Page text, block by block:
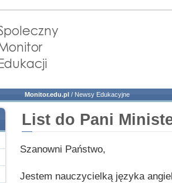
Monitor.edu.pl / Newsy Edukacyjne
List do Pani
Szanowni Państwo,
Jestem nauczycielką języka